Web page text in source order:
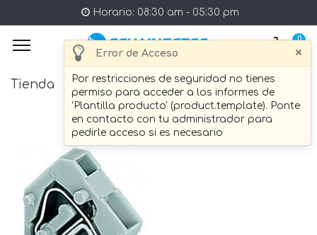
Error de Acceso ×
Por restricciones de seguridad no tienes
permiso para acceder a los informes de
'Plantilla producto' (product.template). Ponte
en contacto con tu administrador para
pedirle acceso si es necesario
Horario: 08:30 am - 05:30 pm
0
Tienda 1 artículo Encontrado.